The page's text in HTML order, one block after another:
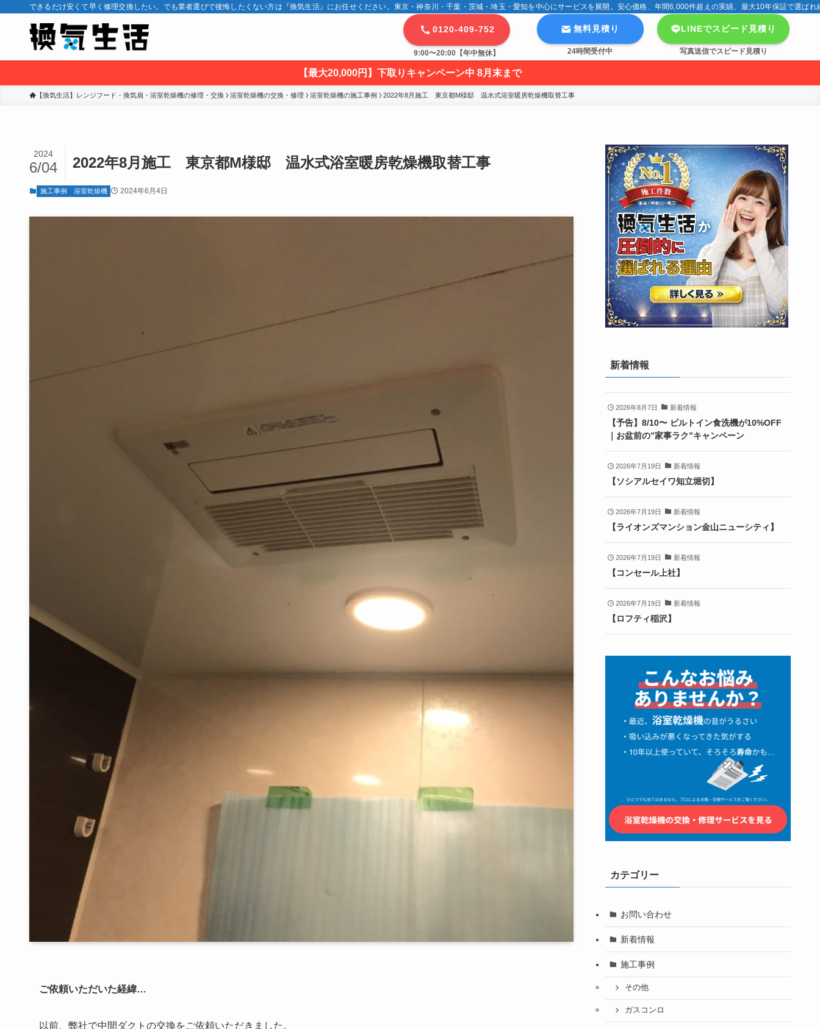
できるだけ安くて早く修理交換したい。でも業者選びで後悔したくない方は『換気生活』にお任せください。東京・神奈川・千葉・茨城・埼玉・愛知を中心にサービスを展開。安心価格、年間6,000件超えの実績、最大10年保証で選ばれ
0120-409-752
9:00〜20:00【年中無休】
無料見積り
24時間受付中
LINEでスピード見積り
写真送信でスピード見積り
【最大20,000円】下取りキャンペーン中 8月末まで
【換気生活】レンジフード・換気扇・浴室乾燥機の修理・交換 浴室乾燥機の交換・修理 浴室乾燥機の施工事例 2022年8月施工　東京都M様邸　温水式浴室暖房乾燥機取替工事
2022年8月施工 東京都M様邸 温水式浴室暖房乾燥機取替工事
2024
6/04
施工事例 浴室乾燥機 2024年6月4日
ご依頼いただいた経緯…
以前、弊社で中間ダクトの交換をご依頼いただきました。
新着情報
2026年8月7日 新着情報
【予告】8/10〜 ビルトイン食洗機が10%OFF
｜お盆前の”家事ラク”キャンペーン
2026年7月19日 新着情報
【ソシアルセイワ知立堀切】
2026年7月19日 新着情報
【ライオンズマンション金山ニューシティ】
2026年7月19日 新着情報
【コンセール上社】
2026年7月19日 新着情報
【ロフティ稲沢】
カテゴリー
お問い合わせ
新着情報
施工事例
その他
ガスコンロ